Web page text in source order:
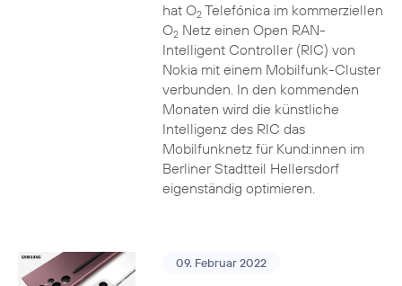
hat O2Telefónica im kommerziellen
O2Netz einen Open RAN-
Intelligent Controller (RIC) von
Nokia mit einem Mobilfunk-Cluster
verbunden. In den kommenden
Monaten wird die künstliche
Intelligenz des RIC das
Mobilfunknetz für Kund:innen im
Berliner Stadtteil Hellersdorf
eigenständig optimieren.
09. Februar 2022